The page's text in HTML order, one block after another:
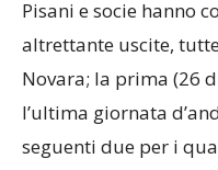
l’ultima giornata